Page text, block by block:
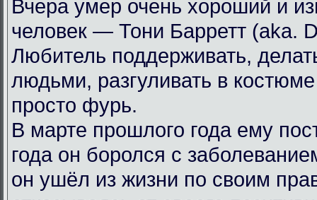
Вчера умер очень хороший и
человек — Тони Барретт (aka.
Любитель поддерживать,
людьми, разгуливать в
просто фурь.
В марте прошлого года ему
года он боролся с
он ушёл из жизни по своим